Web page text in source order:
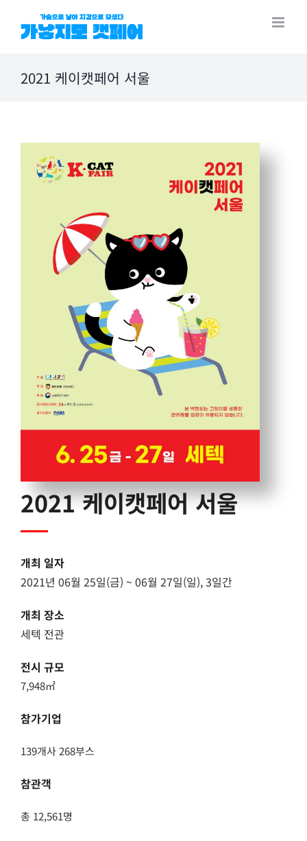
2021 케이캣페어 서울
2021 케이캣페어 서울
개최 일자
2021년 06월 25일(금) ~ 06월 27일(일), 3일간
개최 장소
세텍 전관
전시 규모
7,948㎡
참가기업
139개사 268부스
참관객
총 12,561명